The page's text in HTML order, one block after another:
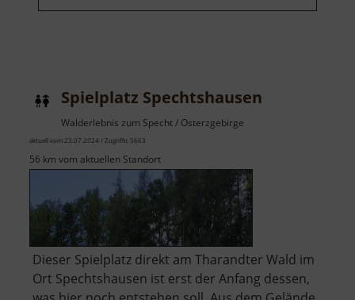
Spielplatz Spechtshausen
Walderlebnis zum Specht / Osterzgebirge
aktuell vom 23.07.2024 / Zugriffe: 5663
56 km vom aktuellen Standort
Dieser Spielplatz direkt am Tharandter Wald im
Ort Spechtshausen ist erst der Anfang dessen,